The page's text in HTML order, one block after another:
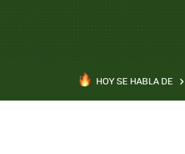
HOY SE HABLA DE